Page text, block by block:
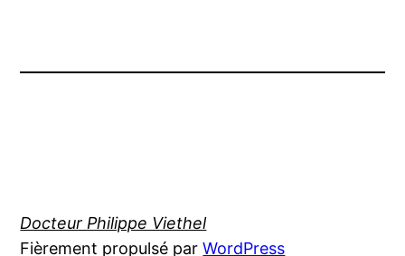
Docteur Philippe Viethel
Fièrement propulsé parWordPress